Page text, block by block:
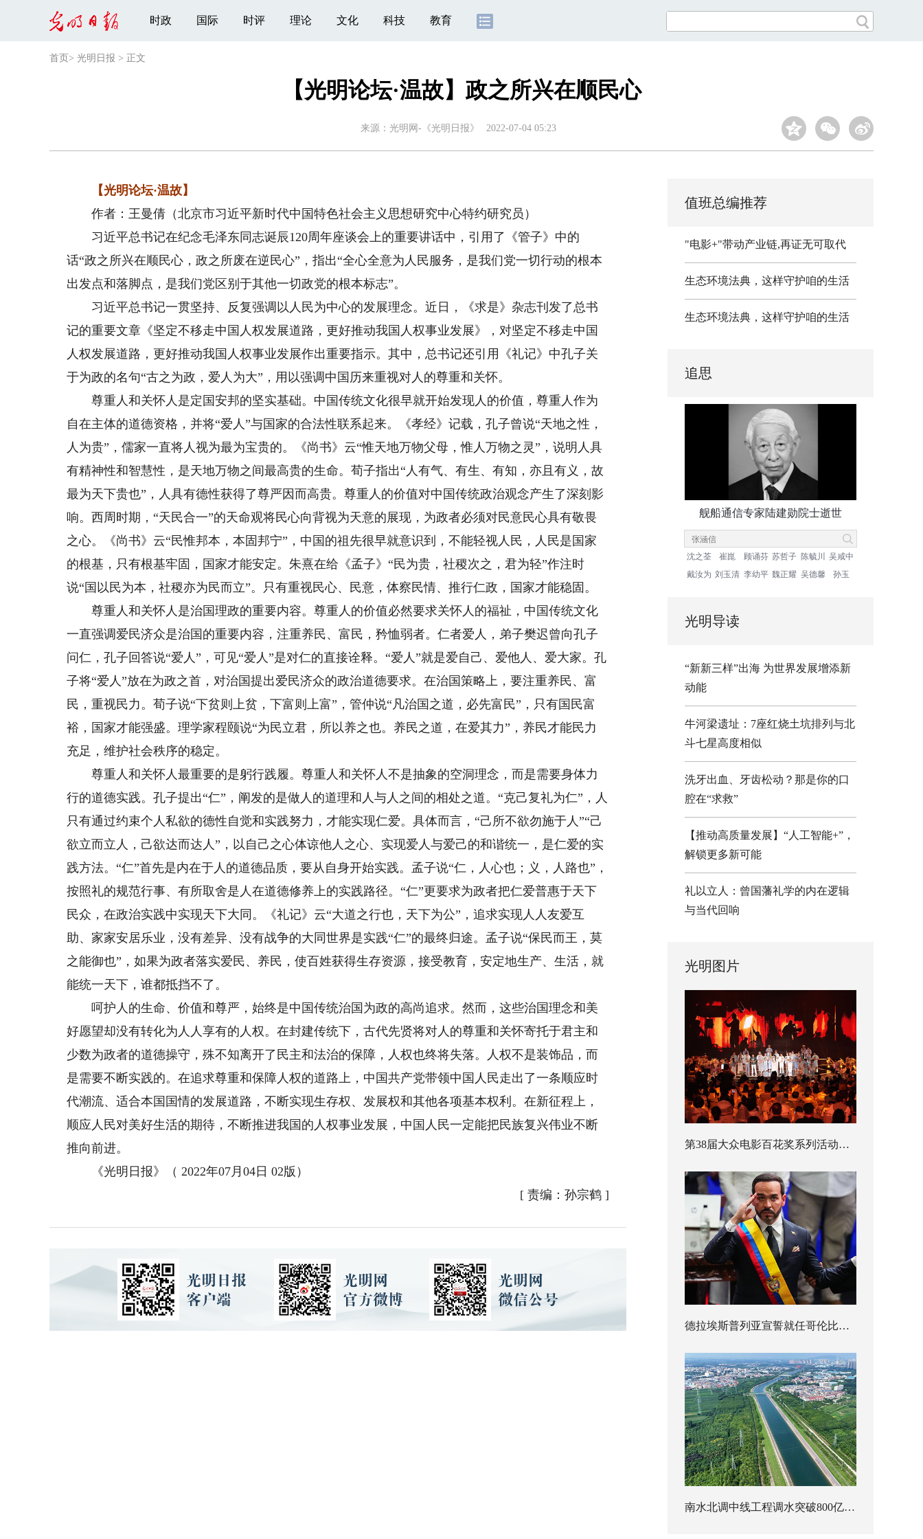
时政 国际 时评 理论 文化 科技 教育
首页 > 光明日报 > 正文
【光明论坛·温故】政之所兴在顺民心
来源： 光明网-《光明日报》 2022-07-04 05:23
【光明论坛·温故】
作者：王曼倩（北京市习近平新时代中国特色社会主义思想研究中心特约研究员）
习近平总书记在纪念毛泽东同志诞辰120周年座谈会上的重要讲话中，引用了《管子》中的
话“政之所兴在顺民心，政之所废在逆民心”，指出“全心全意为人民服务，是我们党一切行动的根本
出发点和落脚点，是我们党区别于其他一切政党的根本标志”。
习近平总书记一贯坚持、反复强调以人民为中心的发展理念。近日，《求是》杂志刊发了总书
记的重要文章《坚定不移走中国人权发展道路，更好推动我国人权事业发展》，对坚定不移走中国
人权发展道路，更好推动我国人权事业发展作出重要指示。其中，总书记还引用《礼记》中孔子关
于为政的名句“古之为政，爱人为大”，用以强调中国历来重视对人的尊重和关怀。
尊重人和关怀人是定国安邦的坚实基础。中国传统文化很早就开始发现人的价值，尊重人作为
自在主体的道德资格，并将“爱人”与国家的合法性联系起来。《孝经》记载，孔子曾说“天地之性，
人为贵”，儒家一直将人视为最为宝贵的。《尚书》云“惟天地万物父母，惟人万物之灵”，说明人具
有精神性和智慧性，是天地万物之间最高贵的生命。荀子指出“人有气、有生、有知，亦且有义，故
最为天下贵也”，人具有德性获得了尊严因而高贵。尊重人的价值对中国传统政治观念产生了深刻影
响。西周时期，“天民合一”的天命观将民心向背视为天意的展现，为政者必须对民意民心具有敬畏
之心。《尚书》云“民惟邦本，本固邦宁”，中国的祖先很早就意识到，不能轻视人民，人民是国家
的根基，只有根基牢固，国家才能安定。朱熹在给《孟子》“民为贵，社稷次之，君为轻”作注时
说“国以民为本，社稷亦为民而立”。只有重视民心、民意，体察民情、推行仁政，国家才能稳固。
尊重人和关怀人是治国理政的重要内容。尊重人的价值必然要求关怀人的福祉，中国传统文化
一直强调爱民济众是治国的重要内容，注重养民、富民，矜恤弱者。仁者爱人，弟子樊迟曾向孔子
问仁，孔子回答说“爱人”，可见“爱人”是对仁的直接诠释。“爱人”就是爱自己、爱他人、爱大家。孔
子将“爱人”放在为政之首，对治国提出爱民济众的政治道德要求。在治国策略上，要注重养民、富
民，重视民力。荀子说“下贫则上贫，下富则上富”，管仲说“凡治国之道，必先富民”，只有国民富
裕，国家才能强盛。理学家程颐说“为民立君，所以养之也。养民之道，在爱其力”，养民才能民力
充足，维护社会秩序的稳定。
尊重人和关怀人最重要的是躬行践履。尊重人和关怀人不是抽象的空洞理念，而是需要身体力
行的道德实践。孔子提出“仁”，阐发的是做人的道理和人与人之间的相处之道。“克己复礼为仁”，人
只有通过约束个人私欲的德性自觉和实践努力，才能实现仁爱。具体而言，“己所不欲勿施于人”“己
欲立而立人，己欲达而达人”，以自己之心体谅他人之心、实现爱人与爱己的和谐统一，是仁爱的实
践方法。“仁”首先是内在于人的道德品质，要从自身开始实践。孟子说“仁，人心也；义，人路也”，
按照礼的规范行事、有所取舍是人在道德修养上的实践路径。“仁”更要求为政者把仁爱普惠于天下
民众，在政治实践中实现天下大同。《礼记》云“大道之行也，天下为公”，追求实现人人友爱互
助、家家安居乐业，没有差异、没有战争的大同世界是实践“仁”的最终归途。孟子说“保民而王，莫
之能御也”，如果为政者落实爱民、养民，使百姓获得生存资源，接受教育，安定地生产、生活，就
能统一天下，谁都抵挡不了。
呵护人的生命、价值和尊严，始终是中国传统治国为政的高尚追求。然而，这些治国理念和美
好愿望却没有转化为人人享有的人权。在封建传统下，古代先贤将对人的尊重和关怀寄托于君主和
少数为政者的道德操守，殊不知离开了民主和法治的保障，人权也终将失落。人权不是装饰品，而
是需要不断实践的。在追求尊重和保障人权的道路上，中国共产党带领中国人民走出了一条顺应时
代潮流、适合本国国情的发展道路，不断实现生存权、发展权和其他各项基本权利。在新征程上，
顺应人民对美好生活的期待，不断推进我国的人权事业发展，中国人民一定能把民族复兴伟业不断
推向前进。
《光明日报》（ 2022年07月04日 02版）
[ 责编：孙宗鹤]
值班总编推荐
"电影+"带动产业链,再证无可取代
生态环境法典，这样守护咱的生活
生态环境法典，这样守护咱的生活
追思
舰船通信专家陆建勋院士逝世
沈之荃 崔崑 顾诵芬 苏哲子 陈毓川
吴咸中
戴汝为 刘玉清 李幼平 魏正耀 吴德馨 孙玉
光明导读
“新新三样”出海 为世界发展增添新
动能
牛河梁遗址：7座红烧土坑排列与北
斗七星高度相似
洗牙出血、牙齿松动？那是你的口
腔在“求救”
【推动高质量发展】“人工智能+”，
解锁更多新可能
礼以立人：曾国藩礼学的内在逻辑
与当代回响
光明图片
第38届大众电影百花奖系列活动开幕
德拉埃斯普列亚宣誓就任哥伦比亚总统
南水北调中线工程调水突破800亿立方米